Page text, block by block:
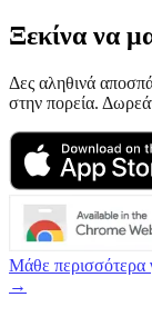
Ξεκίνα να
Δες αληθινά
στην πορεία.
Μάθε περισσότερα
→